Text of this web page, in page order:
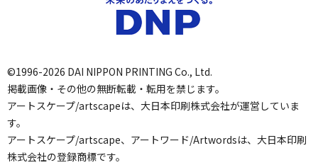
©1996-2026 DAI NIPPON PRINTING Co., Ltd.
掲載画像・その他の無断転載・転用を禁じます。
アートスケープ/artscapeは、大日本印刷株式会社が運営していま
す。
アートスケープ/artscape、アートワード/Artwordsは、大日本印刷
株式会社の登録商標です。